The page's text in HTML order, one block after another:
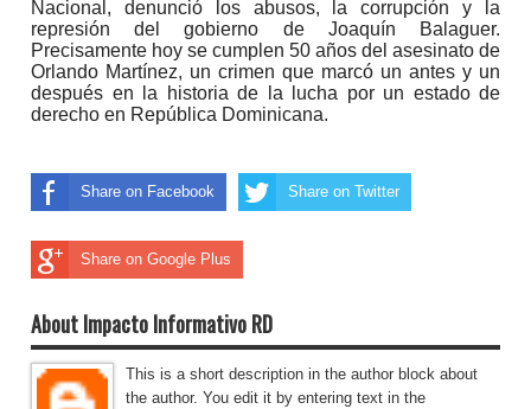
Nacional, denunció los abusos, la corrupción y la
represión del gobierno de Joaquín Balaguer.
Precisamente hoy se cumplen 50 años del asesinato de
Orlando Martínez, un crimen que marcó un antes y un
después en la historia de la lucha por un estado de
derecho en República Dominicana.
Share on Facebook Share on Twitter
Share on Google Plus
About Impacto Informativo RD
This is a short description in the author block about
the author. You edit it by entering text in the